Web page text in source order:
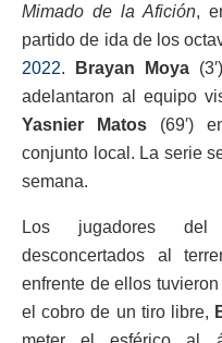
Mimado de la Afición,
partido de ida de los
2022. Brayan Moya
adelantaron al equipo
Yasnier Matos (69′)
conjunto local. La serie
semana.
Los jugadores
desconcertados al
enfrente de ellos
el cobro de un tiro libre,